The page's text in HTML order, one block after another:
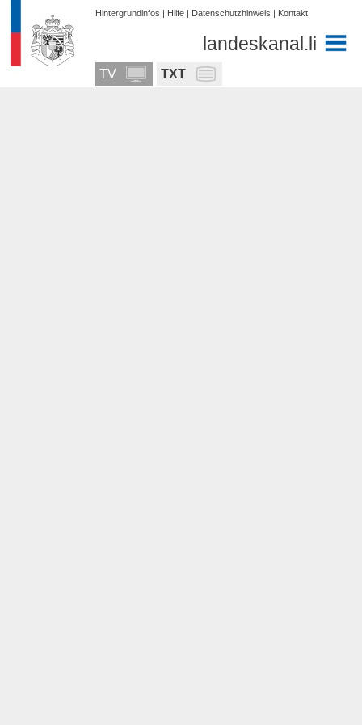
Hintergrundinfos | Hilfe | Datenschutzhinweis | Kontakt
landeskanal.li
TV TXT